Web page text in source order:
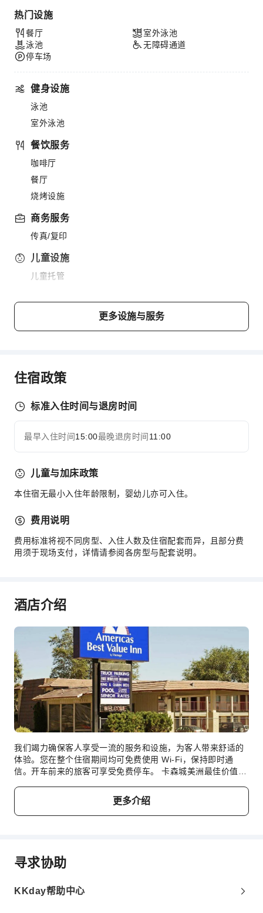
热门设施
餐厅
泳池
停车场
室外泳池
无障碍通道
健身设施
泳池
室外泳池
餐饮服务
咖啡厅
餐厅
烧烤设施
商务服务
传真/复印
儿童设施
儿童托管
共用厨房
自动取款机
吸烟区
停车场
上网服务
前台服务
24小时前台
安全与安保
急救包
公共区域监控
无障碍设施服务
无障碍设施
展开全部
更多设施与服务
住宿政策
标准入住时间与退房时间
最早入住时间15:00最晚退房时间 11:00
儿童与加床政策
本住宿无最小入住年龄限制，婴幼儿亦可入住。
费用说明
费用标准将视不同房型、入住人数及住宿配套而异，且部分费
用须于现场支付，详情请参阅各房型与配套说明。
酒店介绍
我们竭力确保客人享受一流的服务和设施，为客人带来舒适的
体验。您在整个住宿期间均可免费使用 Wi-Fi，保持即时通
信。开车前来的旅客可享受免费停车。 卡森城美洲最佳价值酒
吗？您的客房可提供客房送餐服务，让您的入住更加舒适愉
快。 您仅可在指定吸烟区吸烟。每间客房均以舒适为宗旨，提
供一系列设施服务，让您享受静谧的睡眠，同时确保您的舒适
乐设施，如室内视频流媒体、每日报纸或电视供您享受。请放
心，部分客房提供冲泡咖啡或茶所需的一切器具，您不必担心
袍、毛巾或吹风机。 用美味的早餐开始新的完美一天。在卡森
更多介绍
寻求协助
KKday帮助中心